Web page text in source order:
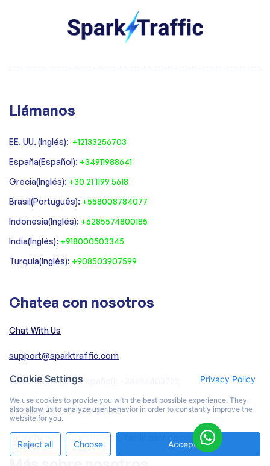
Llámanos
EE. UU. (Inglés): +12133256703
España(Español): +34911988641
‍Grecia(Inglés): +30 21 1199 5618
‍Brasil(Português): +558008784077‍
‍Indonesia(Inglés): +6285574800185
India(Inglés): +918000503345
Turquía(Inglés): +908503907599
Chatea con nosotros
Chat With Us
support@sparktraffic.com
Whatsapp(Inglés, Español): +34696403722
Nuestros socios
CommerceGate es nuestro facilitador de pagos
Cookie Settings Privacy Policy
We use cookies to provide you with the best possible experience. They
also allow us to analyze user behavior in order to constantly improve the
website for you.
Reject all Choose Accept All